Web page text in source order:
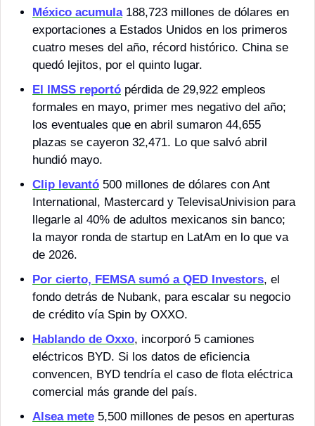
México acumula 188,723 millones de dólares en
exportaciones a Estados Unidos en los primeros
cuatro meses del año, récord histórico. China se
quedó lejitos, por el quinto lugar.
El IMSS reportó pérdida de 29,922 empleos
formales en mayo, primer mes negativo del año;
los eventuales que en abril sumaron 44,655
plazas se cayeron 32,471. Lo que salvó abril
hundió mayo.
Clip levantó 500 millones de dólares con Ant
International, Mastercard y TelevisaUnivision para
llegarle al 40% de adultos mexicanos sin banco;
la mayor ronda de startup en LatAm en lo que va
de 2026.
Por cierto, FEMSA sumó a QED Investors, el
fondo detrás de Nubank, para escalar su negocio
de crédito vía Spin by OXXO.
Hablando de Oxxo, incorporó 5 camiones
eléctricos BYD. Si los datos de eficiencia
convencen, BYD tendría el caso de flota eléctrica
comercial más grande del país.
Alsea mete 5,500 millones de pesos en aperturas